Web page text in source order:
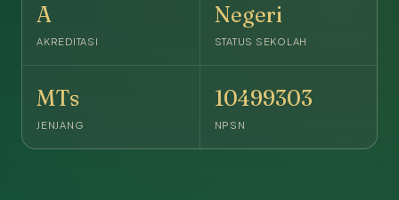
A
AKREDITASI
Negeri
STATUS SEKOLAH
MTs
JENJANG
10499303
NPSN